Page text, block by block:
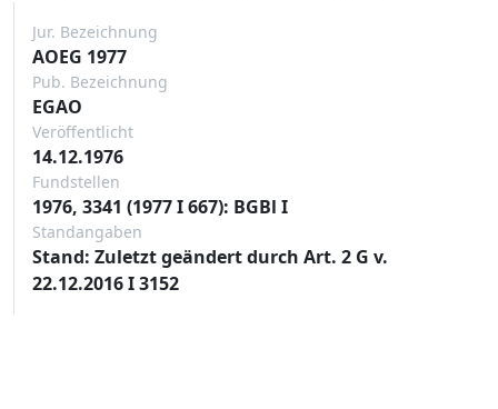
Jur. Bezeichnung
AOEG 1977
Pub. Bezeichnung
EGAO
Veröffentlicht
14.12.1976
Fundstellen
1976, 3341 (1977 I 667): BGBl I
Standangaben
Stand: Zuletzt geändert durch Art. 2 G v.
22.12.2016 I 3152